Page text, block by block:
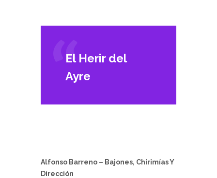
El Herir del
Ayre
Alfonso Barreno – Bajones, Chirimías Y
Dirección